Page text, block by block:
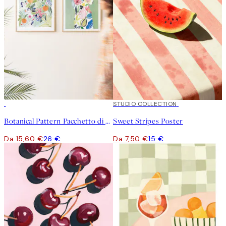
Botanical Pattern Pacchetto di Poster
Da 15,60 €26 €
50%*
STUDIO COLLECTION
Sweet Stripes Poster
Da 7,50 €15 €